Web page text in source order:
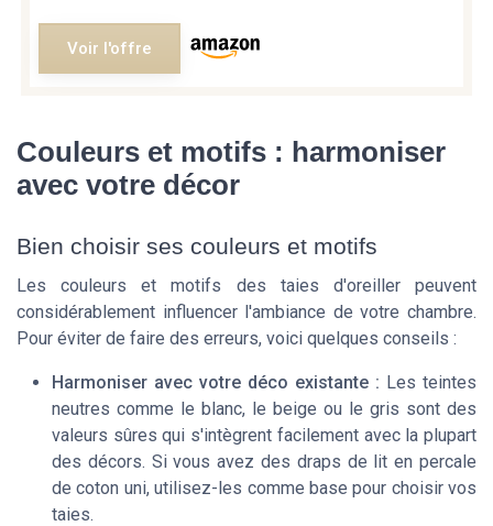
Voir l'offre
Couleurs et motifs : harmoniser
avec votre décor
Bien choisir ses couleurs et motifs
Les couleurs et motifs des taies d'oreiller peuvent
considérablement influencer l'ambiance de votre chambre.
Pour éviter de faire des erreurs, voici quelques conseils :
Harmoniser avec votre déco existante : Les teintes
neutres comme le blanc, le beige ou le gris sont des
valeurs sûres qui s'intègrent facilement avec la plupart
des décors. Si vous avez des draps de lit en percale
de coton uni, utilisez-les comme base pour choisir vos
taies.